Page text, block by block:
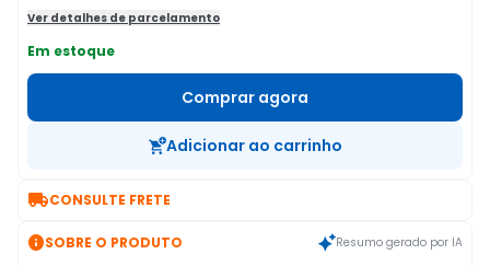
Ver detalhes de parcelamento
Em estoque
Comprar agora
Adicionar ao carrinho
CONSULTE FRETE
SOBRE O PRODUTO Resumo gerado por IA